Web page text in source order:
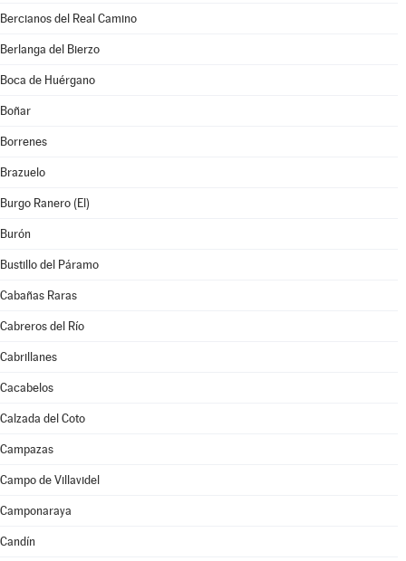
Bercianos del Real Camino
Berlanga del Bierzo
Boca de Huérgano
Boñar
Borrenes
Brazuelo
Burgo Ranero (El)
Burón
Bustillo del Páramo
Cabañas Raras
Cabreros del Río
Cabrillanes
Cacabelos
Calzada del Coto
Campazas
Campo de Villavidel
Camponaraya
Candín